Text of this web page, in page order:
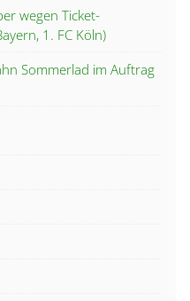
wegen Ticket-
1. FC Köln)
Sommerlad im Auftrag